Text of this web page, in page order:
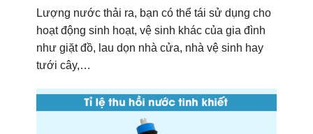
Lượng nước thải ra, bạn có thể tái sử dụng cho
hoạt động sinh hoạt, vệ sinh khác của gia đình
như giặt đồ, lau dọn nhà cửa, nhà vệ sinh hay
tưới cây,…